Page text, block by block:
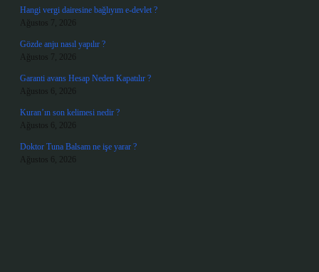
Hangi vergi dairesine bağlıyım e-devlet ?
Ağustos 7, 2026
Gözde anju nasıl yapılır ?
Ağustos 7, 2026
Garanti avans Hesap Neden Kapatılır ?
Ağustos 6, 2026
Kuran’ın son kelimesi nedir ?
Ağustos 6, 2026
Doktor Tuna Balsam ne işe yarar ?
Ağustos 6, 2026